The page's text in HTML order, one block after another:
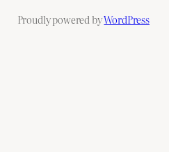
Proudly powered byWordPress